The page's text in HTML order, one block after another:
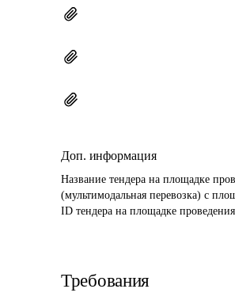
Доп. информация
Название тендера на площадке
(мультимодальная перевозка) с
ID тендера на площадке
Требования